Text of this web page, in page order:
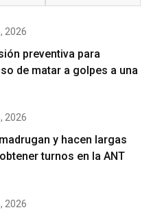
2026
preventiva para
de matar a golpes a una
2026
y hacen largas
turnos en la ANT
2026